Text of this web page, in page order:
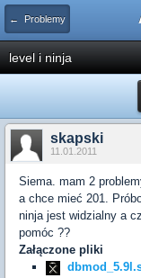
← Problemy
level i ninja
skapski
11.01.2011
Siema. mam 2
a chce mieć 201.
ninja jest widzialny a
pomóc ??
Załączone pliki